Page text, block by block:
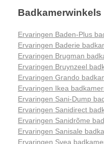
Ervaringen Baden-Plus
Ervaringen Baderie
Ervaringen Brugman
Ervaringen Bruynzeel
Ervaringen Grando
Ervaringen Ikea
Ervaringen Sani-Dump
Ervaringen Sanidirect
Ervaringen Sanidrõme
Ervaringen Sanisale
Ervaringen Svea